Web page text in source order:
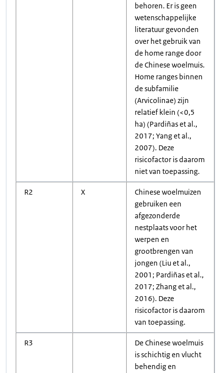
behoren. Er is geen
wetenschappelijke
literatuur gevonden
over het gebruik van
de home range door
de Chinese woelmuis.
Home ranges binnen
de subfamilie
(Arvicolinae) zijn
relatief klein (<0,5
ha) (Pardiñas et al.,
2017; Yang et al.,
2007). Deze
risicofactor is daarom
niet van toepassing.
R2 X
Chinese woelmuizen
gebruiken een
afgezonderde
nestplaats voor het
werpen en
grootbrengen van
jongen (Liu et al.,
2001; Pardiñas et al.,
2017; Zhang et al.,
2016). Deze
risicofactor is daarom
van toepassing.
R3
De Chinese woelmuis
is schichtig en vlucht
behendig en